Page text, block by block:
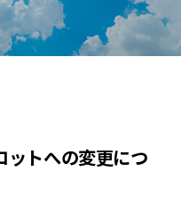
ットへの変更につ